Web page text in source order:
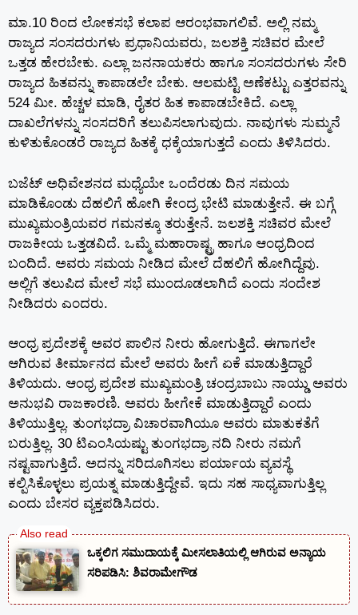
ಮಾ.10 ರಿಂದ ಲೋಕಸಭೆ ಕಲಾಪ ಆರಂಭವಾಗಲಿವೆ. ಅಲ್ಲಿ ನಮ್ಮ
ರಾಜ್ಯದ ಸಂಸದರುಗಳು ಪ್ರಧಾನಿಯವರು, ಜಲಶಕ್ತಿ ಸಚಿವರ ಮೇಲೆ
ಒತ್ತಡ ಹೇರಬೇಕು. ಎಲ್ಲಾ ಜನನಾಯಕರು ಹಾಗೂ ಸಂಸದರುಗಳು ಸೇರಿ
ರಾಜ್ಯದ ಹಿತವನ್ನು ಕಾಪಾಡಲೇ ಬೇಕು. ಆಲಮಟ್ಟಿ ಅಣೆಕಟ್ಟು ಎತ್ತರವನ್ನು
524 ಮೀ. ಹೆಚ್ಚಳ ಮಾಡಿ, ರೈತರ ಹಿತ ಕಾಪಾಡಬೇಕಿದೆ. ಎಲ್ಲಾ
ದಾಖಲೆಗಳನ್ನು ಸಂಸದರಿಗೆ ತಲುಪಿಸಲಾಗುವುದು. ನಾವುಗಳು ಸುಮ್ಮನೆ
ಕುಳಿತುಕೊಂಡರೆ ರಾಜ್ಯದ ಹಿತಕ್ಕೆ ಧಕ್ಕೆಯಾಗುತ್ತದೆ ಎಂದು ತಿಳಿಸಿದರು.
ಬಜೆಟ್ ಅಧಿವೇಶನದ ಮಧ್ಯೆಯೇ ಒಂದೆರಡು ದಿನ ಸಮಯ
ಮಾಡಿಕೊಂಡು ದೆಹಲಿಗೆ ಹೋಗಿ ಕೇಂದ್ರ ಭೇಟಿ ಮಾಡುತ್ತೇನೆ. ಈ ಬಗ್ಗೆ
ಮುಖ್ಯಮಂತ್ರಿಯವರ ಗಮನಕ್ಕೂ ತರುತ್ತೇನೆ. ಜಲಶಕ್ತಿ ಸಚಿವರ ಮೇಲೆ
ರಾಜಕೀಯ ಒತ್ತಡವಿದೆ. ಒಮ್ಮೆ ಮಹಾರಾಷ್ಟ್ರ ಹಾಗೂ ಆಂಧ್ರದಿಂದ
ಬಂದಿದೆ. ಅವರು ಸಮಯ ನೀಡಿದ ಮೇಲೆ ದೆಹಲಿಗೆ ಹೋಗಿದ್ದೆವು.
ಅಲ್ಲಿಗೆ ತಲುಪಿದ ಮೇಲೆ ಸಭೆ ಮುಂದೂಡಲಾಗಿದೆ ಎಂದು ಸಂದೇಶ
ನೀಡಿದರು ಎಂದರು.
ಆಂಧ್ರ ಪ್ರದೇಶಕ್ಕೆ ಅವರ ಪಾಲಿನ ನೀರು ಹೋಗುತ್ತಿದೆ. ಈಗಾಗಲೇ
ಆಗಿರುವ ತೀರ್ಮಾನದ ಮೇಲೆ ಅವರು ಹೀಗೆ ಏಕೆ ಮಾಡುತ್ತಿದ್ದಾರೆ
ತಿಳಿಯದು. ಆಂಧ್ರ ಪ್ರದೇಶ ಮುಖ್ಯಮಂತ್ರಿ ಚಂದ್ರಬಾಬು ನಾಯ್ಡು ಅವರು
ಅನುಭವಿ ರಾಜಕಾರಣಿ. ಅವರು ಹೀಗೇಕೆ ಮಾಡುತ್ತಿದ್ದಾರೆ ಎಂದು
ತಿಳಿಯುತ್ತಿಲ್ಲ. ತುಂಗಭದ್ರಾ ವಿಚಾರವಾಗಿಯೂ ಅವರು ಮಾತುಕತೆಗೆ
ಬರುತ್ತಿಲ್ಲ‌. 30 ಟಿಎಂಸಿಯಷ್ಟು ತುಂಗಭದ್ರಾ ನದಿ ನೀರು ನಮಗೆ
ನಷ್ಟವಾಗುತ್ತಿದೆ. ಅದನ್ನು ಸರಿದೂಗಿಸಲು ಪರ್ಯಾಯ ವ್ಯವಸ್ಥೆ
ಕಲ್ಪಿಸಿಕೊಳ್ಳಲು ಪ್ರಯತ್ನ ಮಾಡುತ್ತಿದ್ದೇವೆ. ಇದು ಸಹ ಸಾಧ್ಯವಾಗುತ್ತಿಲ್ಲ
ಎಂದು ಬೇಸರ ವ್ಯಕ್ತಪಡಿಸಿದರು.
ಒಕ್ಕಲಿಗ ಸಮುದಾಯಕ್ಕೆ ಮೀಸಲಾತಿಯಲ್ಲಿ ಆಗಿರುವ ಅನ್ಯಾಯ
ಸರಿಪಡಿಸಿ: ಶಿವರಾಮೇಗೌಡ